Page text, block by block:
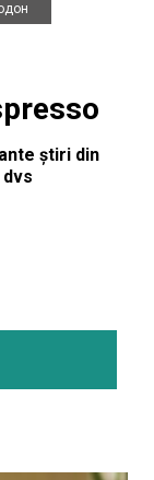
știri din